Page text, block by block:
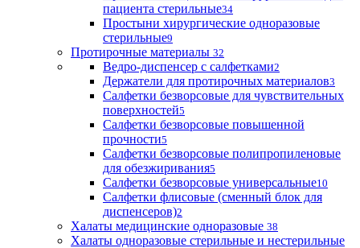
пациента стерильные34
Простыни хирургические одноразовые
стерильные9
Протирочные материалы 32
Ведро-диспенсер с салфетками2
Держатели для протирочных материалов3
Салфетки безворсовые для чувствительных
поверхностей5
Салфетки безворсовые повышенной
прочности5
Салфетки безворсовые полипропиленовые
для обезжиривания5
Салфетки безворсовые универсальные10
Салфетки флисовые (сменный блок для
диспенсеров)2
Халаты медицинские одноразовые 38
Халаты одноразовые стерильные и нестерильные